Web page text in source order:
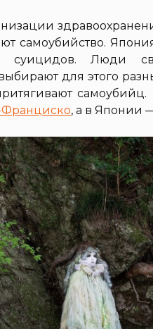
самоубийство.
суицидов. Люди
для этого
Франциско, а в Японии